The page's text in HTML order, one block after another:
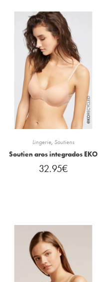
Lingerie, Soutiens
Soutien aros integrados EKO
32.95€